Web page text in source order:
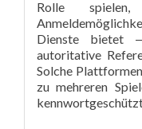
Rolle
Dienste bietet
autoritative
Solche
zu mehreren